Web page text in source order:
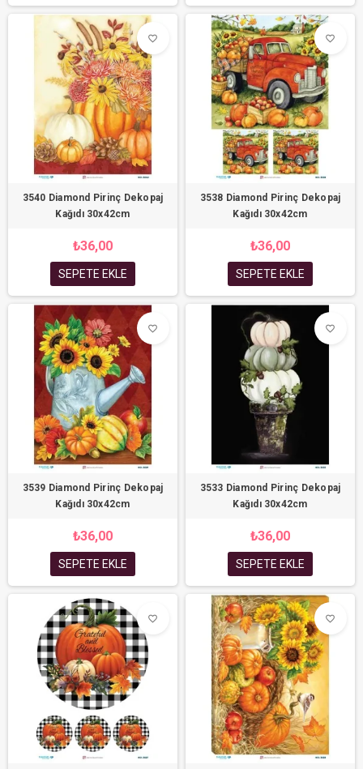
favorite_border
3540 Diamond Pirinç Dekopaj
Kağıdı 30x42cm
₺36,00
SEPETE EKLE
favorite_border
3538 Diamond Pirinç Dekopaj
Kağıdı 30x42cm
₺36,00
SEPETE EKLE
favorite_border
3539 Diamond Pirinç Dekopaj
Kağıdı 30x42cm
₺36,00
SEPETE EKLE
favorite_border
3533 Diamond Pirinç Dekopaj
Kağıdı 30x42cm
₺36,00
SEPETE EKLE
favorite_border favorite_border